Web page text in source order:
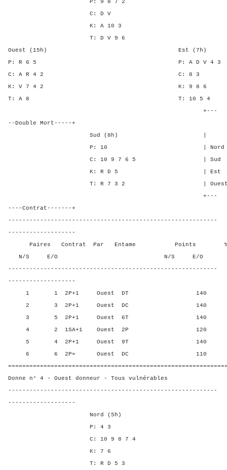
P: 9 8 7 2
C: D V
K: A 10 3
T: D V 9 6
Ouest (15h) Est (7h)
P: R 6 5 P: A D V
C: A R 4 2 C:
K: V 7 4 2 K: 9
T: A 8 T: 10
+---
--Double Mort-----+
Sud (8h) | SA P C
P: 10 | Nord 3 5
C: 10 9 7 6 5 | Sud 3
K: R D 5 | Est - -
T: R 7 3 2 | Ouest - -
+---
----Contrat-------+
-----------------------------------------------------------
-------------------
Paires Contrat Par Entame Points %
N/S E/O N/S E/O N/
-----------------------------------------------------------
-------------------
1 1 2P+1 Ouest DT 140
2 3 2P+1 Ouest DC 140
3 5 2P+1 Ouest 6T 140
4 2 1SA+1 Ouest 2P 120
5 4 2P+1 Ouest 9T 140
6 6 2P= Ouest DC 110
Donne n° 4 - Ouest donneur - Tous vulnérables
-----------------------------------------------------------
-------------------
Nord (5h)
P: 4 3
C: 10 9 8 7 4
K: 7 6
T: R D 5 3